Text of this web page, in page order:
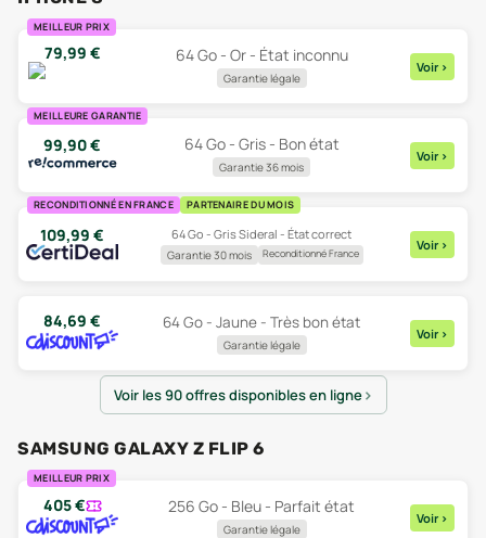
MEILLEUR PRIX
79,99 € 64 Go - Or - État inconnu
Garantie légale
Voir >
MEILLEURE GARANTIE
99,90€ 64 Go - Gris - Bon état
Garantie 36 mois
Voir >
RECONDITIONNÉ EN FRANCE PARTENAIRE DU MOIS
109,99 € 64 Go - Gris Sideral - État correct
Garantie 30 mois Reconditionné France
Voir >
84,69 € 64 Go - Jaune - Très bon état
Garantie légale
Voir >
Voir les 90 offres disponibles en ligne
SAMSUNG GALAXY Z FLIP 6
MEILLEUR PRIX
405€ 256 Go - Bleu - Parfait état
Garantie légale
Voir >